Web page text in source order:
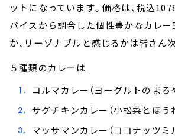
ットになっています。価格は、税込
パイスから調合した個性豊かなカレー
か、リーゾナブルと感じるかは皆さん
５種類のカレーは
コルマカレー（ヨーグルトのまろ
サグチキンカレー（小松菜とほうれ
マッサマンカレー（ココナッツミ